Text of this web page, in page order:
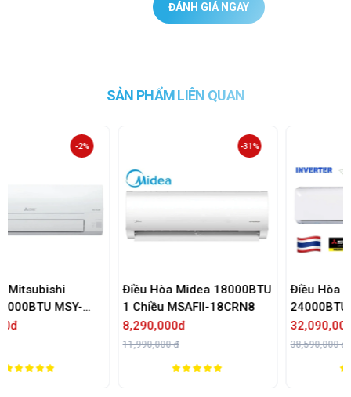
ĐÁNH GIÁ NGAY
SẢN PHẨM LIÊN QUAN
Điều Hòa Midea 18000BTU
1 Chiều MSAFII-18CRN8
Điều Hòa Mitsubishi Heavy
24000BTU 2 Chiều Inverter
SRK/SRC71ZRS-W5